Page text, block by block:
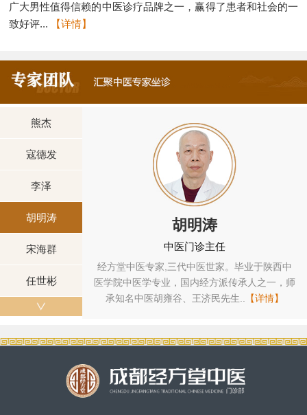
广大男性值得信赖的中医诊疗品牌之一，赢得了患者和社会的一
致好评...
【详情】
熊杰
寇德发
李泽
胡明涛
宋海群
任世彬
国内经方派传
...【详情】
胡明涛
中医门诊主任
经方堂中医专家,三代中医世家。毕业于陕西中
医学院中医学专业，国内经方派传承人之一，师
承知名中医胡雍谷、王济民先生..
【详情】